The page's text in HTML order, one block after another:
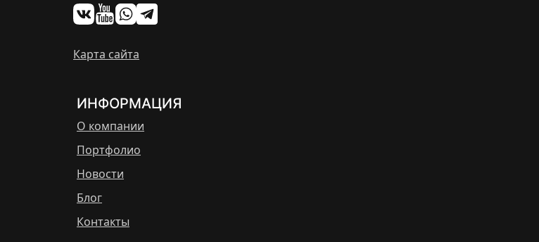
Карта сайта
ИНФОРМАЦИЯ
О компании
Портфолио
Новости
Блог
Контакты